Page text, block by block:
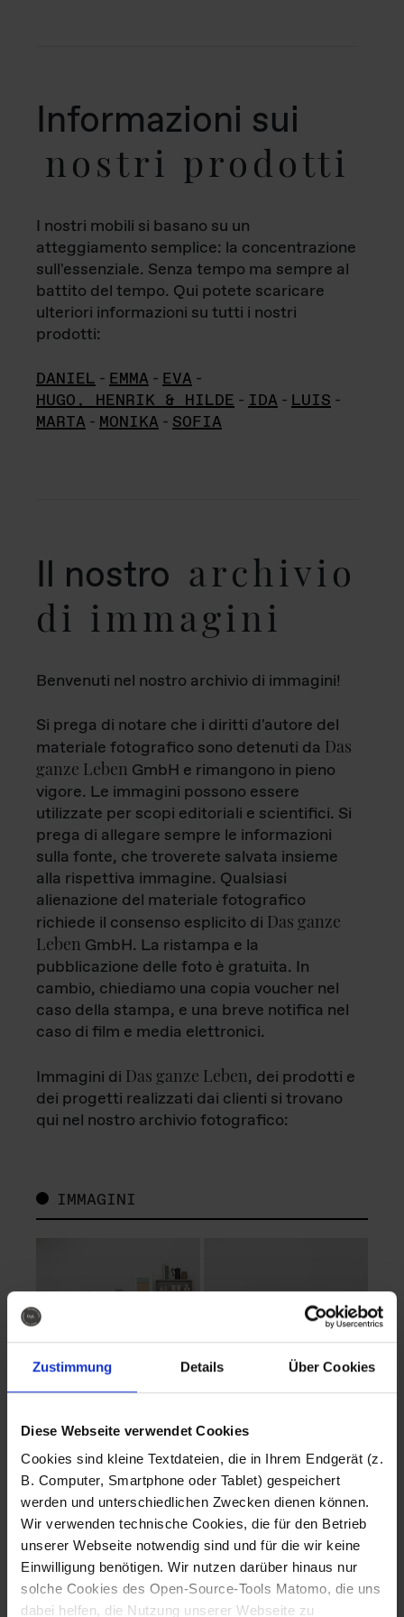
Zustimmung Details Über Cookies
Diese Webseite verwendet Cookies
Cookies sind kleine Textdateien, die in Ihrem Endgerät (z.
B. Computer, Smartphone oder Tablet) gespeichert
werden und unterschiedlichen Zwecken dienen können.
Wir verwenden technische Cookies, die für den Betrieb
unserer Webseite notwendig sind und für die wir keine
Einwilligung benötigen. Wir nutzen darüber hinaus nur
solche Cookies des Open-Source-Tools Matomo, die uns
dabei helfen, die Nutzung unserer Webseite zu
Informazioni sui
nostri prodotti
I nostri mobili si basano su un
atteggiamento semplice: la concentrazione
sull'essenziale. Senza tempo ma sempre al
battito del tempo. Qui potete scaricare
ulteriori informazioni su tutti i nostri
prodotti:
DANIEL - EMMA - EVA -
HUGO, HENRIK & HILDE - IDA - LUIS -
MARTA - MONIKA - SOFIA
Il nostro archivio
di immagini
Benvenuti nel nostro archivio di immagini!
Si prega di notare che i diritti d'autore del
materiale fotografico sono detenuti da Das
ganze Leben GmbH e rimangono in pieno
vigore. Le immagini possono essere
utilizzate per scopi editoriali e scientifici. Si
prega di allegare sempre le informazioni
sulla fonte, che troverete salvata insieme
alla rispettiva immagine. Qualsiasi
alienazione del materiale fotografico
richiede il consenso esplicito di Das ganze
Leben GmbH. La ristampa e la
pubblicazione delle foto è gratuita. In
cambio, chiediamo una copia voucher nel
caso della stampa, e una breve notifica nel
caso di film e media elettronici.
Immagini di Das ganze Leben, dei prodotti e
dei progetti realizzati dai clienti si trovano
qui nel nostro archivio fotografico:
IMMAGINI
Fotografo: Lorenz
Sternbach
Download
Fotografo: Lorenz
Sternbach
Download